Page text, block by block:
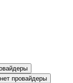
провайдеры